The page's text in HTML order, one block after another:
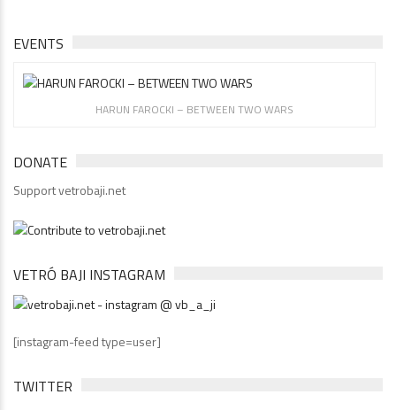
EVENTS
HARUN FAROCKI – BETWEEN TWO WARS
DONATE
Support vetrobaji.net
VETRÓ BAJI INSTAGRAM
[instagram-feed type=user]
TWITTER